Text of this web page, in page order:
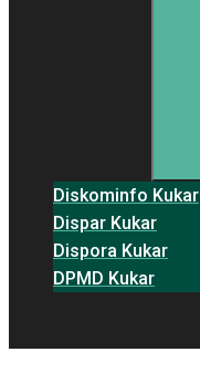
Diskominfo Kukar
Dispar Kukar
Dispora Kukar
DPMD Kukar